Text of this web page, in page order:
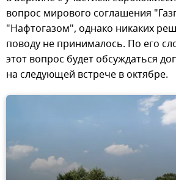
вопрос мирового соглашения
"Нафтогазом", однако никаких
поводу не принималось. По его
этот вопрос будет обсуждаться
на следующей встрече в октябре.